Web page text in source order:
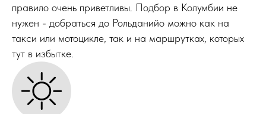
правило очень приветливы. Подбор в Колумбии не
нужен - добраться до Рольданийо можно как на
такси или мотоцикле, так и на маршрутках, которых
тут в избытке.